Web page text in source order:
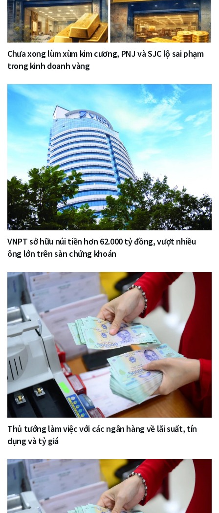
Chưa xong lùm xùm kim cương, PNJ và SJC lộ sai phạm
trong kinh doanh vàng
VNPT sở hữu núi tiền hơn 62.000 tỷ đồng, vượt nhiều
ông lớn trên sàn chứng khoán
Thủ tướng làm việc với các ngân hàng về lãi suất, tín
dụng và tỷ giá